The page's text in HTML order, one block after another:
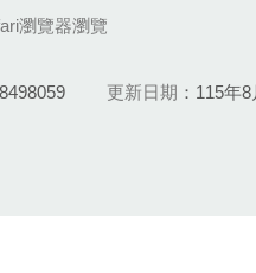
瀏覽器瀏覽
更新日期 115年8